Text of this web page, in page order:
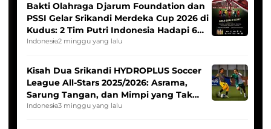
Bakti Olahraga Djarum Foundation dan
PSSI Gelar Srikandi Merdeka Cup 2026 di
Kudus: 2 Tim Putri Indonesia Hadapi 6
Tim Asia
Indonesia2 minggu yang lalu
Kisah Dua Srikandi HYDROPLUS Soccer
League All-Stars 2025/2026: Asrama,
Sarung Tangan, dan Mimpi yang Tak
Pernah Padam
Indonesia3 minggu yang lalu